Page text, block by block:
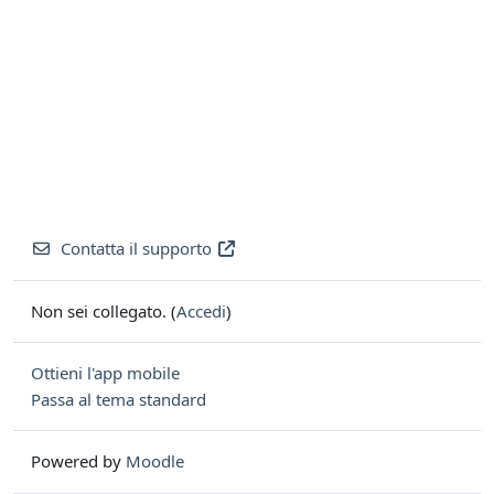
Contatta il supporto
Non sei collegato. (Accedi)
Ottieni l'app mobile
Passa al tema standard
Powered by Moodle